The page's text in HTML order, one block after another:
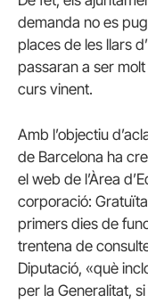
demanda no es
places de les llars
passaran a ser
curs vinent.
Amb l’objectiu
de Barcelona ha
el web de l’Àrea
corporació:
primers dies de
trentena de
Diputació, «què
per la Generalitat,